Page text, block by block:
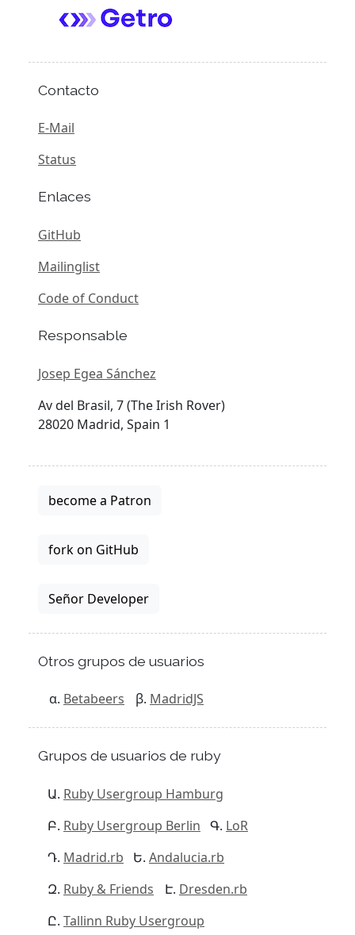
Contacto
E-Mail
Status
Enlaces
GitHub
Mailinglist
Code of Conduct
Responsable
Josep Egea Sánchez
Av del Brasil, 7 (The Irish Rover)
28020 Madrid, Spain 1
become a Patron
fork on GitHub
Señor Developer
Otros grupos de usuarios
Betabeers MadridJS
Grupos de usuarios de ruby
Ruby Usergroup Hamburg
Ruby Usergroup Berlin
LoR
Madrid.rb
Andalucia.rb
Ruby & Friends
Dresden.rb
Tallinn Ruby Usergroup